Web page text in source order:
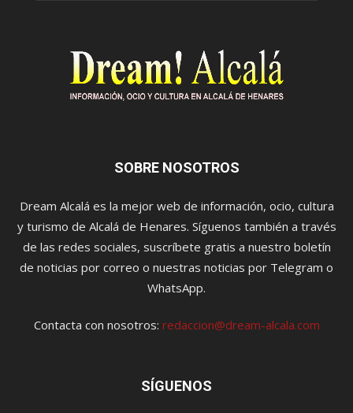
SOBRE NOSOTROS
Dream Alcalá es la mejor web de información, ocio, cultura
y turismo de Alcalá de Henares. Síguenos también a través
de las redes sociales, suscríbete gratis a nuestro boletín
de noticias por correo o nuestras noticias por Telegram o
WhatsApp.
Contacta con nosotros: redaccion@dream-alcala.com
SÍGUENOS